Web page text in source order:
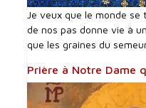
Je veux que le monde se
de nos pas donne vie à
que les graines du
Prière à Notre Dame